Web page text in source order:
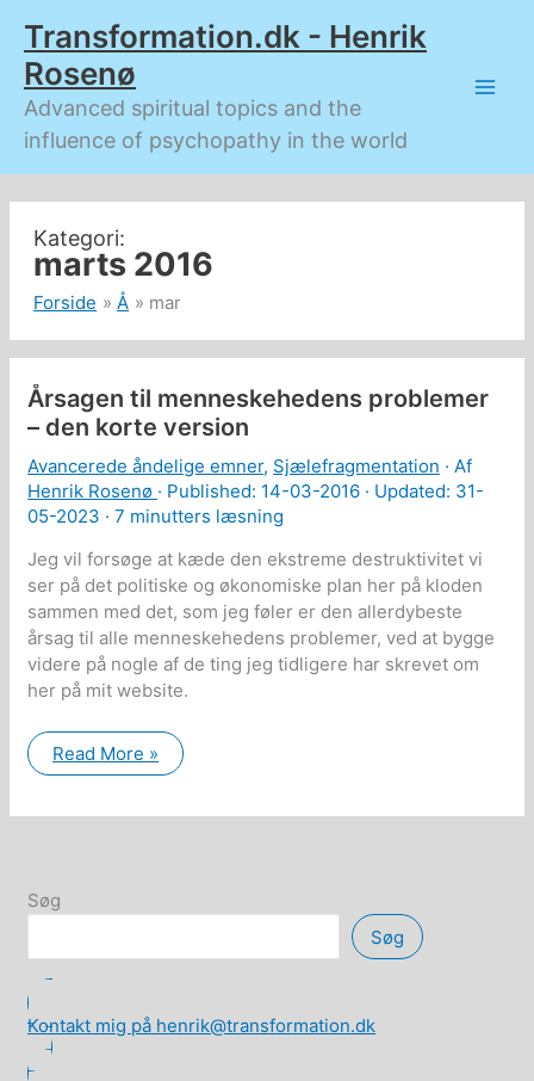
indholdet
Transformation.dk - Henrik
Rosenø
Advanced spiritual topics and the
influence of psychopathy in the world
marts 2016
Forside Å mar
Årsagen til menneskehedens problemer
– den korte version
Avancerede åndelige emner, Sjælefragmentation · Af
Henrik Rosenø · Published: 14-03-2016 · Updated: 31-
05-2023 ·7 minutters læsning
Jeg vil forsøge at kæde den ekstreme destruktivitet vi
ser på det politiske og økonomiske plan her på kloden
sammen med det, som jeg føler er den allerdybeste
årsag til alle menneskehedens problemer, ved at bygge
videre på nogle af de ting jeg tidligere har skrevet om
her på mit website.
Årsagen
til
–
Read More »
Søg
Søg
Kontakt mig på henrik@transformation.dk